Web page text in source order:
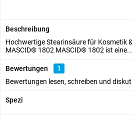
Beschreibung
Hochwertige Stearinsäure für Kosmetik
MASCID® 1802 MASCID® 1802 ist eine...
Bewertungen
1
Bewertungen lesen, schreiben und
Spezi